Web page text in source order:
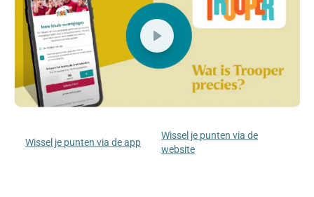
Wissel je punten via de app
Wissel je punten via de
website